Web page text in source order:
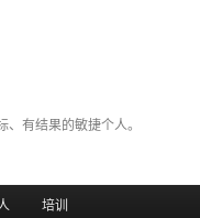
有结果的敏捷个人。
培训